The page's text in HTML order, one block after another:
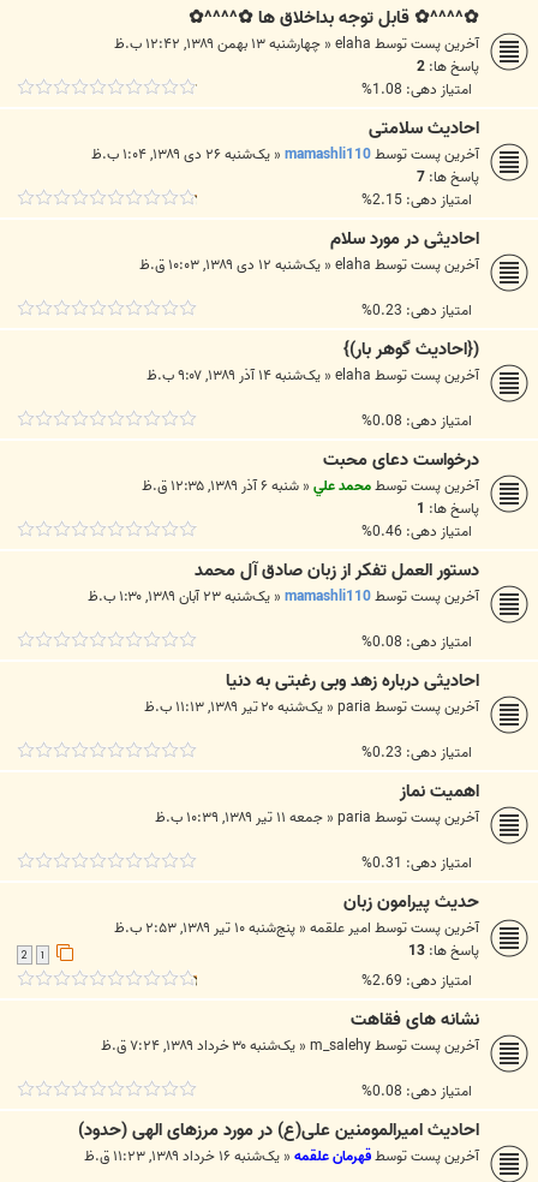
✿^^^^✿ قابل توجه بداخلاق ها ✿^^^^✿
آخرین پست توسطelaha
« چهارشنبه ۱۳ بهمن ۱۳۸۹, ۱۲:۴۲ ب.ظ
پاسخ ها: 2
امتیاز دهی: 1.08%
احادیث سلامتی
آخرین پست توسطmamashli110
« یک‌شنبه ۲۶ دی ۱۳۸۹, ۱:۰۴ ب.ظ
پاسخ ها: 7
امتیاز دهی: 2.15%
احادیثی در مورد سلام
آخرین پست توسطelaha
« یک‌شنبه ۱۲ دی ۱۳۸۹, ۱۰:۰۳ ق.ظ
امتیاز دهی: 0.23%
({احادیث گوهر بار)}
آخرین پست توسطelaha
« یک‌شنبه ۱۴ آذر ۱۳۸۹, ۹:۰۷ ب.ظ
امتیاز دهی: 0.08%
درخواست دعای محبت
آخرین پست توسطمحمد علي« شنبه ۶ آذر ۱۳۸۹, ۱۲:۳۵ ق.ظ
پاسخ ها: 1
امتیاز دهی: 0.46%
دستور العمل تفکر از زبان صادق آل محمد
آخرین پست توسطmamashli110
« یک‌شنبه ۲۳ آبان ۱۳۸۹, ۱:۳۰ ب.ظ
امتیاز دهی: 0.08%
احادیثی درباره زهد وبی رغبتی به دنیا
آخرین پست توسطparia
« یک‌شنبه ۲۰ تیر ۱۳۸۹, ۱۱:۱۳ ب.ظ
امتیاز دهی: 0.23%
اهمیت نماز
آخرین پست توسطparia
« جمعه ۱۱ تیر ۱۳۸۹, ۱۰:۳۹ ب.ظ
امتیاز دهی: 0.31%
حدیث پیرامون زبان
آخرین پست توسطامیر علقمه« پنج‌شنبه ۱۰ تیر ۱۳۸۹, ۲:۵۳ ب.ظ
پاسخ ها: 13
امتیاز دهی: 2.69%
نشانه های فقاهت
آخرین پست توسطm_salehy
« یک‌شنبه ۳۰ خرداد ۱۳۸۹, ۷:۲۴ ق.ظ
امتیاز دهی: 0.08%
احادیث امیرالمومنین علی(ع) در مورد مرزهای الهی (حدود)
آخرین پست توسطقهرمان علقمه« یک‌شنبه ۱۶ خرداد ۱۳۸۹, ۱۱:۲۳ ق.ظ